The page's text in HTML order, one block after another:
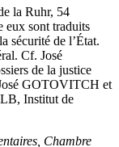
la Ruhr, 54
eux sont traduits
sécurité de l’État.
Cf. José
de la justice
GOTOVITCH et
Institut de
Chambre